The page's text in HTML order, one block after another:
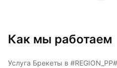
Как мы работаем
Услуга Брекеты в